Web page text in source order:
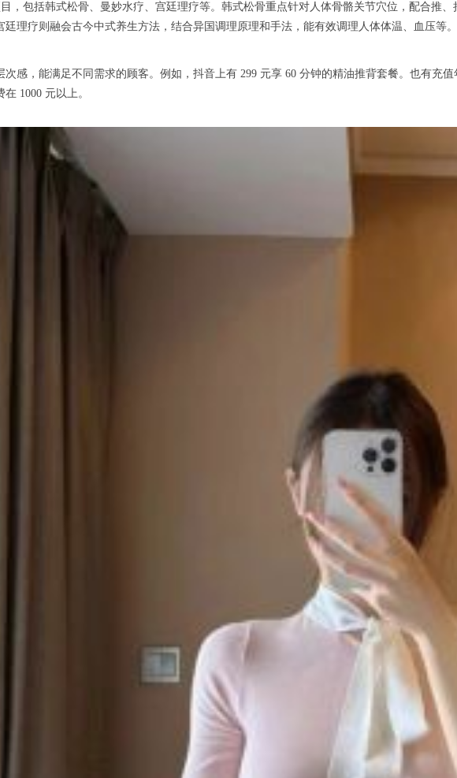
包括韩式松骨、曼妙水疗、宫廷理疗等。韩式松骨重点针对人体骨骼关节穴位，配合推、
理疗则融会古今中式养生方法，结合异国调理原理和手法，能有效调理人体体温、血压等。
，能满足不同需求的顾客。例如，抖音上有 299 元享 60 分钟的精油推背套餐。也有充值
1000 元以上。